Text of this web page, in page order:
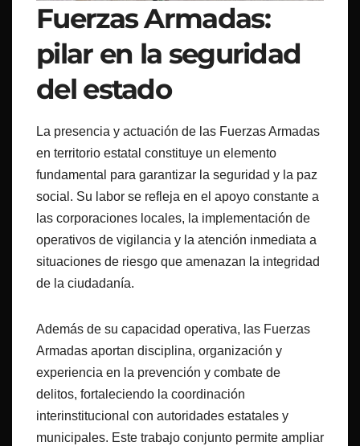
Fuerzas Armadas:
pilar en la seguridad
del estado
La presencia y actuación de las Fuerzas Armadas
en territorio estatal constituye un elemento
fundamental para garantizar la seguridad y la paz
social. Su labor se refleja en el apoyo constante a
las corporaciones locales, la implementación de
operativos de vigilancia y la atención inmediata a
situaciones de riesgo que amenazan la integridad
de la ciudadanía.
Además de su capacidad operativa, las Fuerzas
Armadas aportan disciplina, organización y
experiencia en la prevención y combate de
delitos, fortaleciendo la coordinación
interinstitucional con autoridades estatales y
municipales. Este trabajo conjunto permite ampliar